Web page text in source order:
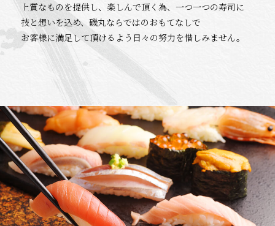
上質なものを提供し、楽しんで頂く為、一つ一つの寿司に
技と想いを込め、磯丸ならではのおもてなしで
お客様に満足して頂けるよう日々の努力を惜しみません。